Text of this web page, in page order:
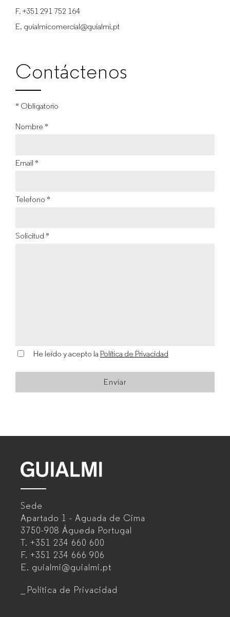
F. +351 291 752 164
E. guialmicomercial@guialmi.pt
Contáctenos
* Obligatorio
Nombre *
Email *
Telefono *
Solicitud *
He leído y acepto la Política de Privacidad
Sede
Apartado 1 - Aguada de Cima
3750-908 Águeda Portugal
T. +351 234 660 600
F. +351 234 666 906
E. guialmi@guialmi.pt
Política de Privacidad